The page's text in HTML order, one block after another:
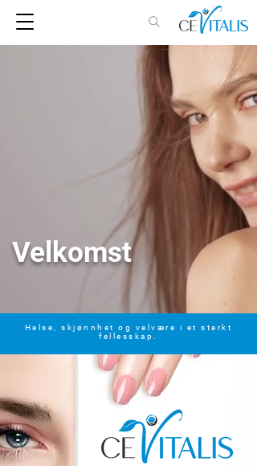
Velkomst
Helse, skjønnhet og velvære i et sterkt
fellesskap.